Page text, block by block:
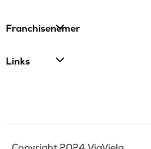
Franchisenemer
Links